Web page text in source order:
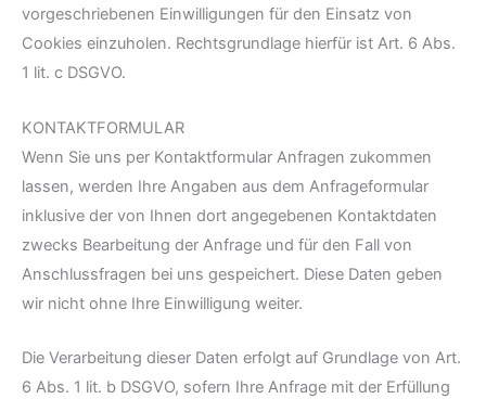
vorgeschriebenen Einwilligungen für den Einsatz von
Cookies einzuholen. Rechtsgrundlage hierfür ist Art. 6 Abs.
1 lit. c DSGVO.
KONTAKTFORMULAR
Wenn Sie uns per Kontaktformular Anfragen zukommen
lassen, werden Ihre Angaben aus dem Anfrageformular
inklusive der von Ihnen dort angegebenen Kontaktdaten
zwecks Bearbeitung der Anfrage und für den Fall von
Anschlussfragen bei uns gespeichert. Diese Daten geben
wir nicht ohne Ihre Einwilligung weiter.
Die Verarbeitung dieser Daten erfolgt auf Grundlage von Art.
6 Abs. 1 lit. b DSGVO, sofern Ihre Anfrage mit der Erfüllung